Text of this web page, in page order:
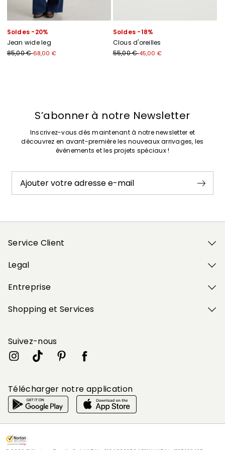
Soldes -20%
Jean wide leg
85,00 €68,00 €
Soldes -18%
Clous d'oreilles
55,00 €45,00 €
S’abonner à notre Newsletter
Inscrivez-vous dès maintenant à notre newsletter et
découvrez en avant-première les nouveaux arrivages, les
événements et les projets spéciaux !
Ajouter votre adresse e-mail
Service Client
Legal
Entreprise
Shopping et Services
Suivez-nous
Télécharger notre application